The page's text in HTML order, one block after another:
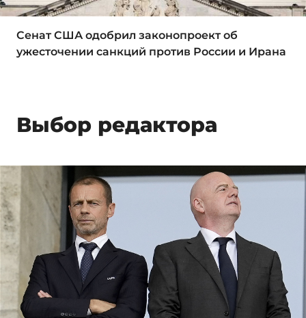
Сенат США одобрил законопроект об
ужесточении санкций против России и Ирана
Выбор редактора